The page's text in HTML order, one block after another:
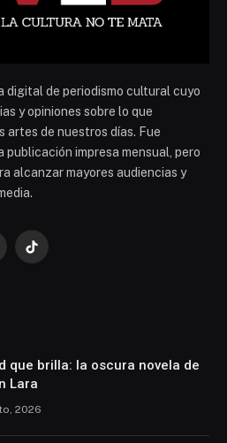
digital de periodismo cultural cuyo
y opiniones sobre lo que
artes de nuestros días. Fue
publicación impresa mensual, pero
alcanzar mayores audiencias y
TikTok
que brilla: la oscura novela de
Lara
2026